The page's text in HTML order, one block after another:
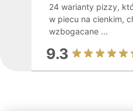
24 warianty pizzy,
w piecu na cienkim,
wzbogacane ...
9.3